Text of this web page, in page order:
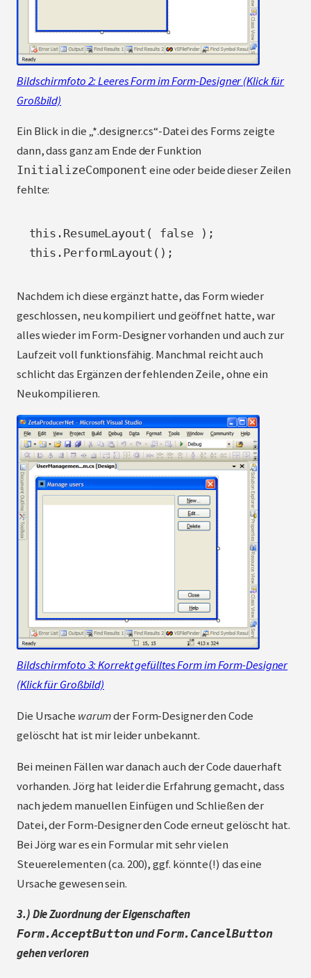
Bildschirmfoto 2: Leeres Form im Form-Designer (Klick für
Großbild)
Ein Blick in die „*.designer.cs“-Datei des Forms zeigte
dann, dass ganz am Ende der Funktion
InitializeComponent eine oder beide dieser Zeilen
fehlte:
this.ResumeLayout( false );
this.PerformLayout();
Nachdem ich diese ergänzt hatte, das Form wieder
geschlossen, neu kompiliert und geöffnet hatte, war
alles wieder im Form-Designer vorhanden und auch zur
Laufzeit voll funktionsfähig. Manchmal reicht auch
schlicht das Ergänzen der fehlenden Zeile, ohne ein
Neukompilieren.
Bildschirmfoto 3: Korrekt gefülltes Form im Form-Designer
(Klick für Großbild)
Die Ursache warumder Form-Designer den Code
gelöscht hat ist mir leider unbekannt.
Bei meinen Fällen war danach auch der Code dauerhaft
vorhanden.Jörghat leider die Erfahrung gemacht, dass
nach jedem manuellen Einfügen und Schließen der
Datei, der Form-Designer den Code erneut gelöscht hat.
Bei Jörg war es ein Formular mit sehr vielen
Steuerelementen (ca. 200), ggf. könnte(!) das eine
Ursache gewesen sein.
3.) Die Zuordnung der Eigenschaften
Form.AcceptButtonundForm.CancelButton
gehen verloren